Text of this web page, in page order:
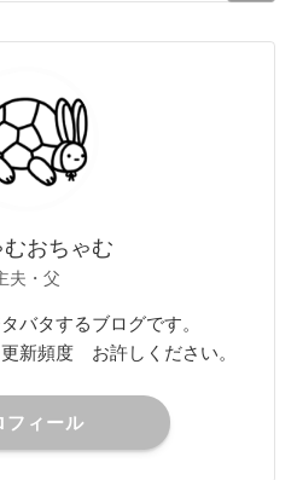
おちゃむ
夫・父
バタするブログです。
頻度 お許しください。
フィール